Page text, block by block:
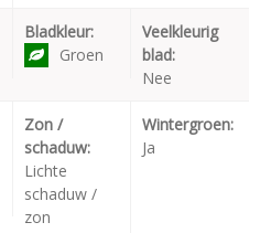
Bladkleur:
Groen
Veelkleurig
blad:
Nee
Zon /
schaduw:
Lichte
schaduw /
zon
Wintergroen:
Ja